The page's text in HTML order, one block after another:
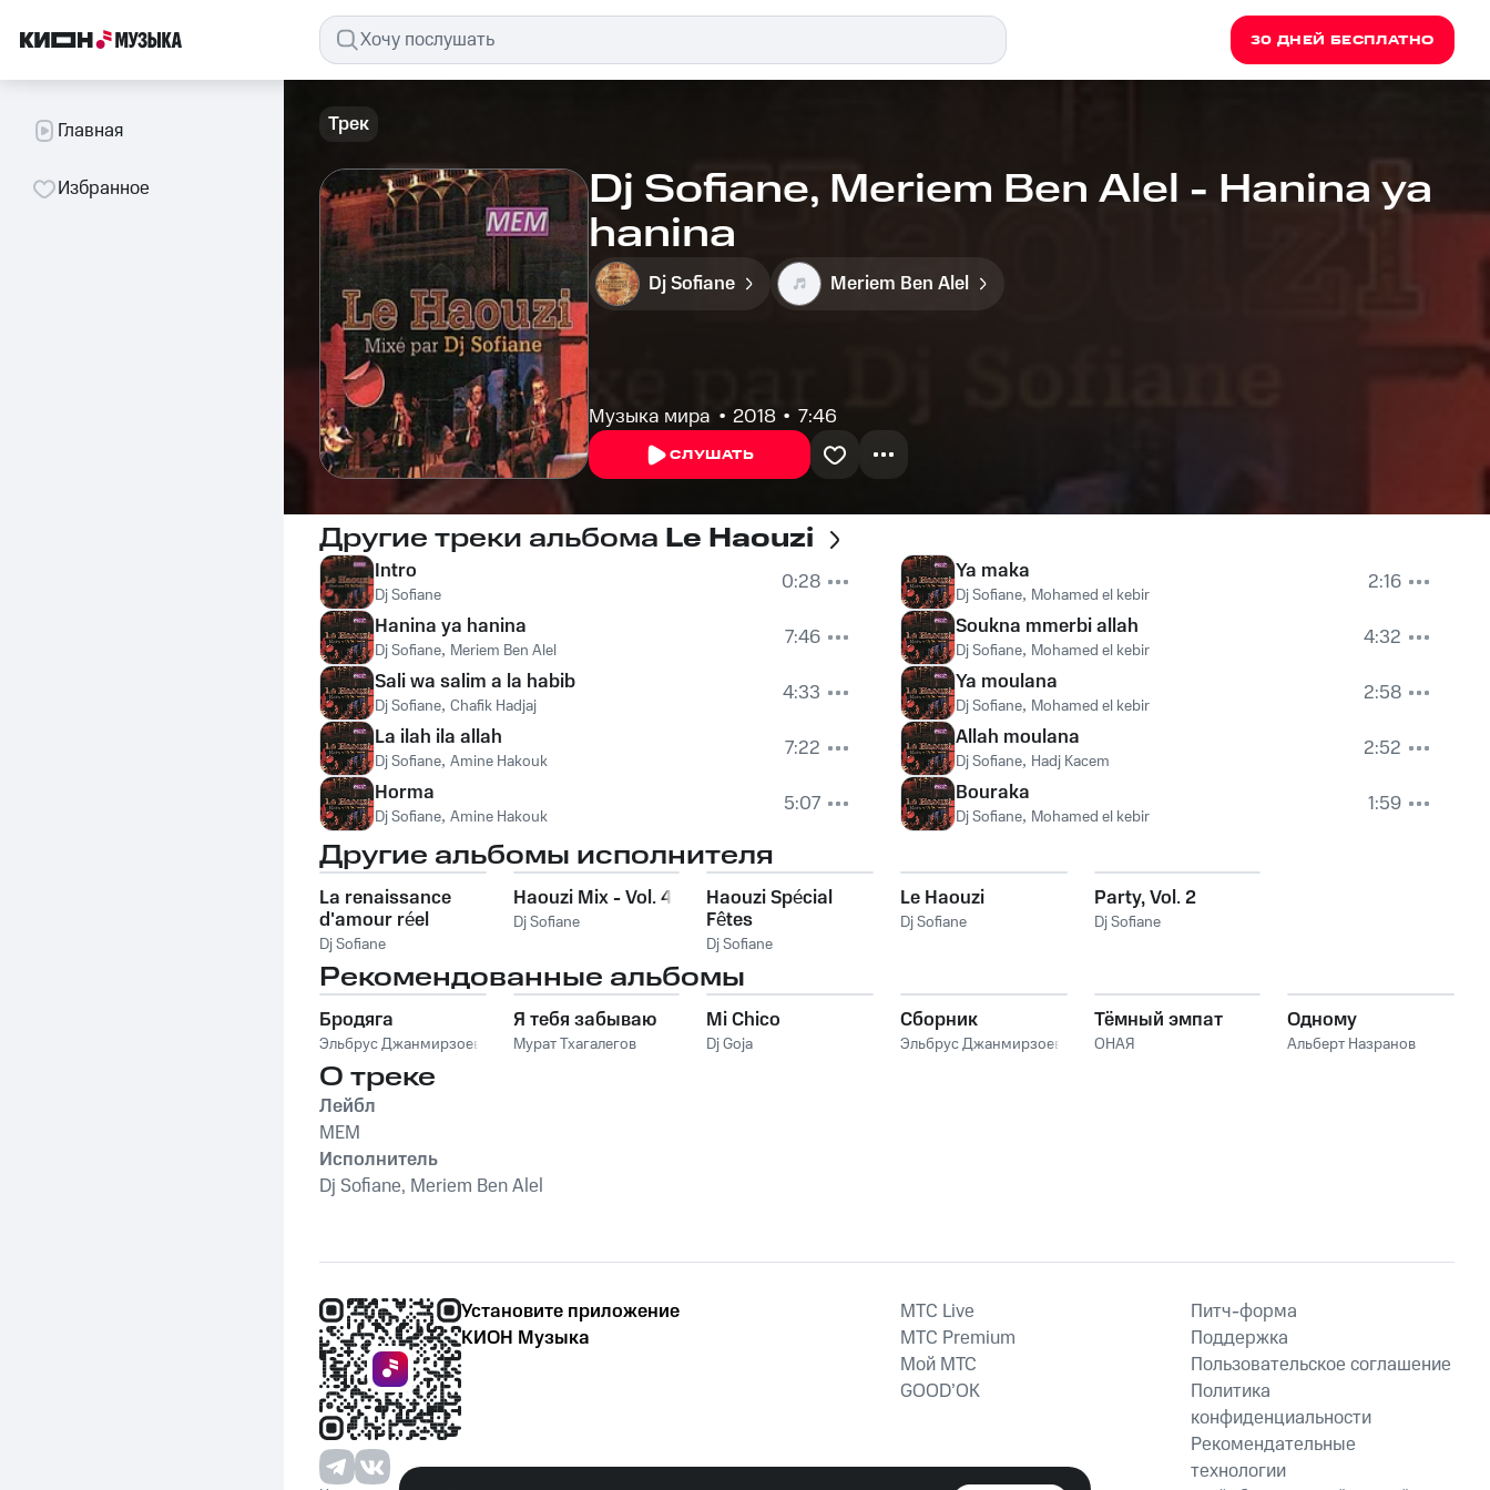
30 ДНЕЙ БЕСПЛАТНО
Главная
Избранное
Трек
Dj Sofiane, Meriem Ben Alel - Hanina ya
hanina
Dj Sofiane Meriem Ben Alel
Музыка мира 2018 7:46
СЛУШАТЬ
Другие треки альбома Le Haouzi
Intro
Dj Sofiane
0:28
Hanina ya hanina
Dj Sofiane, Meriem Ben Alel
7:46
Sali wa salim a la habib
Dj Sofiane, Chafik Hadjaj
4:33
La ilah ila allah
Dj Sofiane, Amine Hakouk
7:22
Horma
Dj Sofiane, Amine Hakouk 5:07
Ya maka
Dj Sofiane, Mohamed el kebir
2:16
Soukna mmerbi allah
Dj Sofiane, Mohamed el kebir
4:32
Ya moulana
Dj Sofiane, Mohamed el kebir
2:58
Allah moulana
Dj Sofiane, Hadj Kacem
2:52
Bouraka
Dj Sofiane, Mohamed el kebir 1:59
Другие альбомы исполнителя
La renaissance
d'amour réel
Dj Sofiane
Haouzi Mix - Vol. 4
Dj Sofiane
Haouzi Spécial
Fêtes
Dj Sofiane
Le Haouzi
Dj Sofiane
Party, Vol. 2
Dj Sofiane
Рекомендованные альбомы
Бродяга
Эльбрус Джанмирзоев
Я тебя забываю
Мурат Тхагалегов
Mi Chico
Dj Goja
Сборник
Эльбрус Джанмирзоев
Тёмный эмпат
ОНАЯ
Одному
Альберт Назранов
О треке
Лейбл
MEM
Исполнитель
Dj Sofiane, Meriem Ben Alel
Установите приложение
КИОН Музыка
MTС Live
MTС Premium
Мой МТС
GOOD’OK
Питч-форма
Поддержка
Пользовательское соглашение
Политика
конфиденциальности
Рекомендательные
технологии